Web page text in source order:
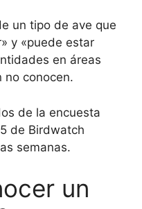
un tipo de ave que
y «puede estar
en áreas
no conocen.
de la encuesta
de Birdwatch
semanas.
un